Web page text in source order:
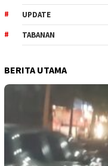
UPDATE
TABANAN
BERITA UTAMA